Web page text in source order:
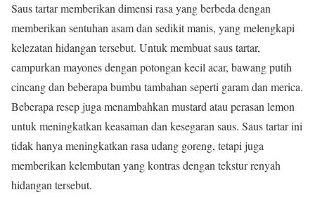
Saus tartar memberikan dimensi rasa yang berbeda dengan
memberikan sentuhan asam dan sedikit manis, yang melengkapi
kelezatan hidangan tersebut. Untuk membuat saus tartar,
campurkan mayones dengan potongan kecil acar, bawang putih
cincang dan beberapa bumbu tambahan seperti garam dan merica.
Beberapa resep juga menambahkan mustard atau perasan lemon
untuk meningkatkan keasaman dan kesegaran saus. Saus tartar ini
tidak hanya meningkatkan rasa udang goreng, tetapi juga
memberikan kelembutan yang kontras dengan tekstur renyah
hidangan tersebut.